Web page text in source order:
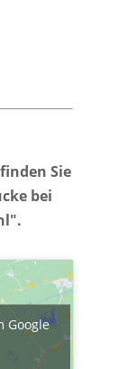
Sie
bei
Google